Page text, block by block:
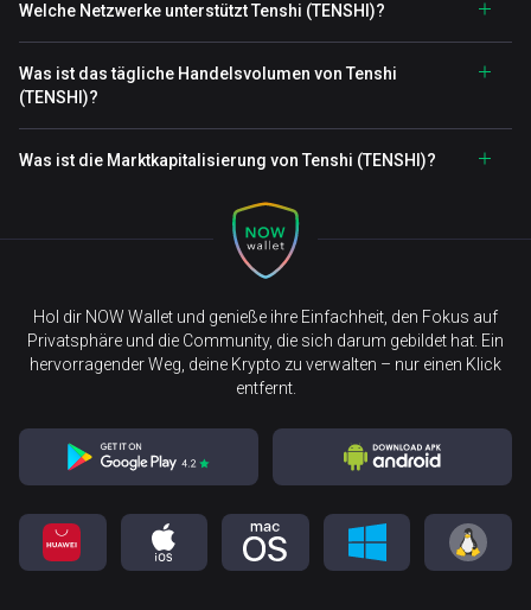
Welche Netzwerke unterstützt Tenshi (TENSHI)?
Was ist das tägliche Handelsvolumen von Tenshi
(TENSHI)?
Was ist die Marktkapitalisierung von Tenshi (TENSHI)?
Hol dir NOW Wallet und genieße ihre Einfachheit, den Fokus auf
Privatsphäre und die Community, die sich darum gebildet hat. Ein
hervorragender Weg, deine Krypto zu verwalten – nur einen Klick
entfernt.